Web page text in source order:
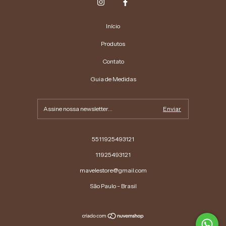
Início
Produtos
Contato
Guia de Medidas
5511925493121
11925493121
mavelestore@gmail.com
São Paulo - Brasil